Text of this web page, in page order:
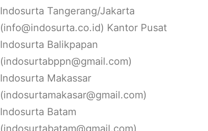
Indosurta Tangerang/Jakarta
(info@indosurta.co.id) Kantor Pusat
Indosurta Balikpapan
(indosurtabppn@gmail.com)
Indosurta Makassar
(indosurtamakasar@gmail.com)
Indosurta Batam
(indosurtabatam@gmail.com)